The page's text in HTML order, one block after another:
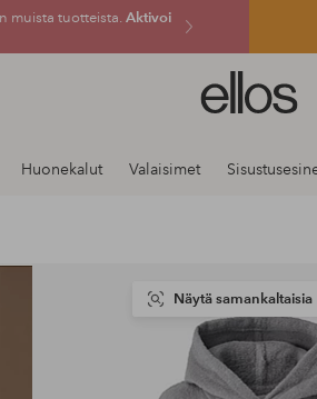
muista tuotteista. Aktivoi
Ellos-
logo
siirry
Huonekalut Valaisimet
Näytä samankaltaisia